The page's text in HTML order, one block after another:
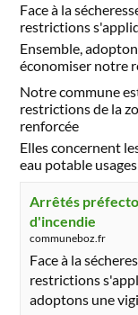
Face à la
restrictions
Ensemble,
économiser notre
Notre commune
restrictions de la
renforcée
Elles concernent
eau potable
Arrêtés
d'incendie
communeboz.fr
Face à la
restrictions
adoptons une